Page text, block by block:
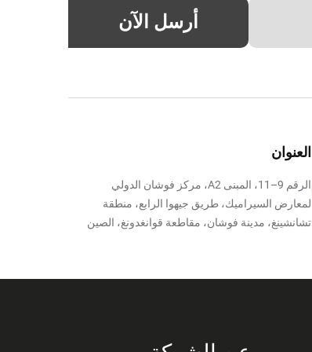
أرسل الآن
العنوان
الرقم 9–11، المبنى A2، مركز فوشان الدولي
لمعارض السيراميك، طريق جيهوا الرابع، منطقة
تشانشينغ، مدينة فوشان، مقاطعة قوانغدونغ، الصين